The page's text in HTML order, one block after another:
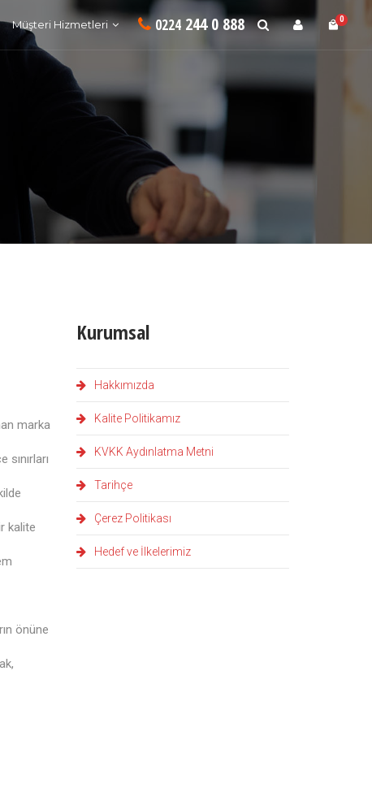
0
Müşteri Hizmetleri 0224 244 0 888
marka
kalite
önüne
Kurumsal
Hakkımızda
Kalite Politikamız
KVKK Aydınlatma Metni
Tarihçe
Çerez Politikası
Hedef ve İlkelerimiz